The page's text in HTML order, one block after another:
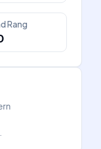
Rang